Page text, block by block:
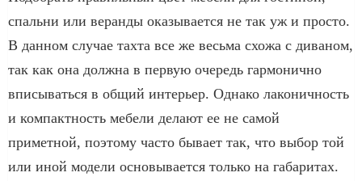
спальни или веранды оказывается не так уж и просто.
В данном случае тахта все же весьма схожа с диваном,
так как она должна в первую очередь гармонично
вписываться в общий интерьер. Однако лаконичность
и компактность мебели делают ее не самой
приметной, поэтому часто бывает так, что выбор той
или иной модели основывается только на габаритах.